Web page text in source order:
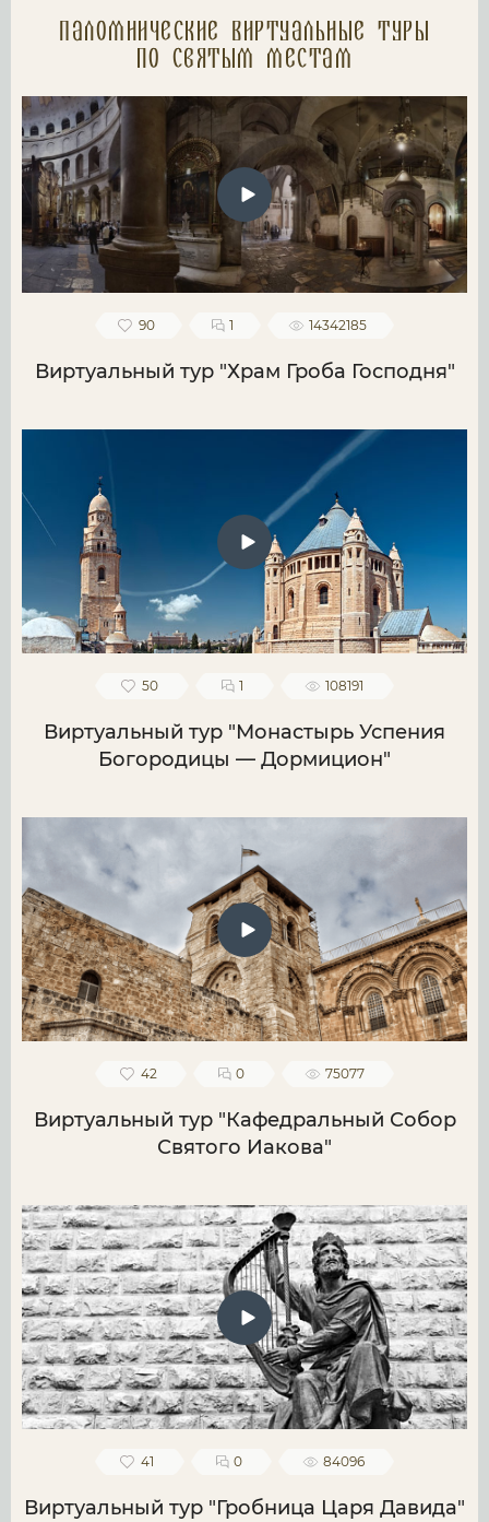
Паломнические Виртуальные туры
по святым местам
90 1 14342185
Виртуальный тур "Храм Гроба Господня"
50 1 108191
Виртуальный тур "Монастырь Успения
Богородицы — Дормицион"
42 0 75077
Виртуальный тур "Кафедральный Собор
Святого Иакова"
41 0 84096
Виртуальный тур "Гробница Царя Давида"